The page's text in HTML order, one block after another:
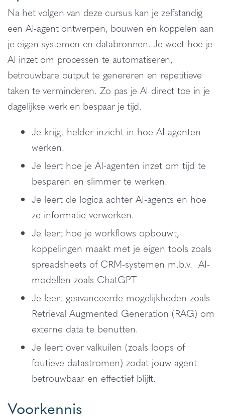
Na het volgen van deze cursus kan je zelfstandig
een AI-agent ontwerpen, bouwen en koppelen aan
je eigen systemen en databronnen. Je weet hoe je
AI inzet om processen te automatiseren,
betrouwbare output te genereren en repetitieve
taken te verminderen. Zo pas je AI direct toe in je
dagelijkse werk en bespaar je tijd.
Je krijgt helder inzicht in hoe AI-agenten
werken.
Je leert hoe je AI-agenten inzet om tijd te
besparen en slimmer te werken.
Je leert de logica achter AI-agents en hoe
ze informatie verwerken.
Je leert hoe je workflows opbouwt,
koppelingen maakt met je eigen tools zoals
spreadsheets of CRM-systemen m.b.v. AI-
modellen zoals ChatGPT
Je leert geavanceerde mogelijkheden zoals
Retrieval Augmented Generation (RAG) om
externe data te benutten.
Je leert over valkuilen (zoals loops of
foutieve datastromen) zodat jouw agent
betrouwbaar en effectief blijft.
Voorkennis